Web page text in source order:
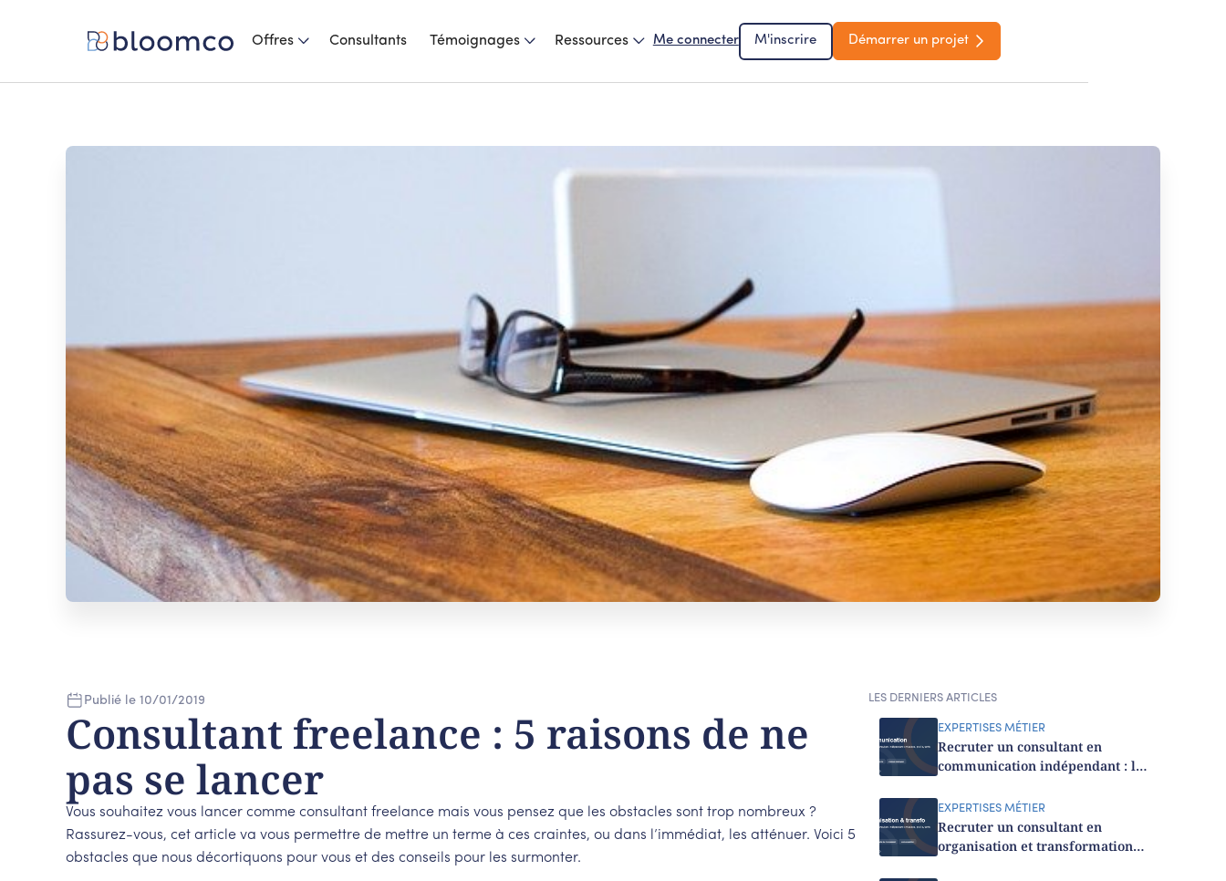
Offres Consultants Témoignages Ressources Me connecter M'inscrire Démarrer un projet
Publié le 10/01/2019
Consultant freelance : 5 raisons de ne
pas se lancer
Vous souhaitez vous lancer comme consultant freelance mais vous pensez que les obstacles sont trop nombreux ?
Rassurez-vous, cet article va vous permettre de mettre un terme à ces craintes, ou dans l’immédiat, les atténuer. Voici 5
obstacles que nous décortiquons pour vous et des conseils pour les surmonter.
LES DERNIERS ARTICLES
EXPERTISES MÉTIER
Recruter un consultant en
communication indépendant : le
EXPERTISES MÉTIER
Recruter un consultant en
organisation et transformation